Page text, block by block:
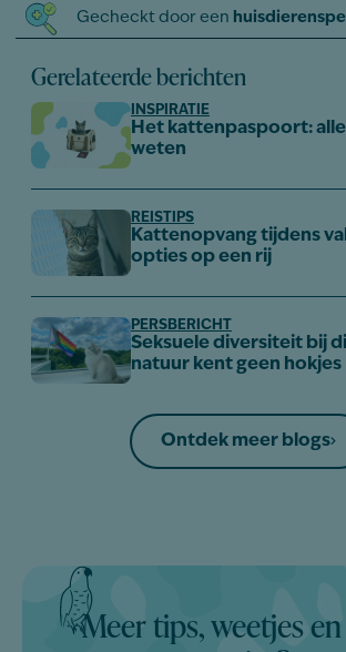
Gecheckt door een
Gerelateerde berichten
INSPIRATIE
Het kattenpaspoort:
weten
REISTIPS
Kattenopvang tijdens
opties op een rij
PERSBERICHT
Seksuele diversiteit bij
natuur kent geen hokjes
Ontdek meer blogs
Meer tips, weetjes